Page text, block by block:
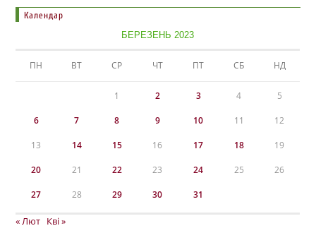
Календар
БЕРЕЗЕНЬ 2023
ПН ВТ СР ЧТ ПТ СБ НД
1 2 3 4 5
6 7 8 9 10 11 12
13 14 15 16 17 18 19
20 21 22 23 24 25 26
27 28 29 30 31
« Лют Кві »